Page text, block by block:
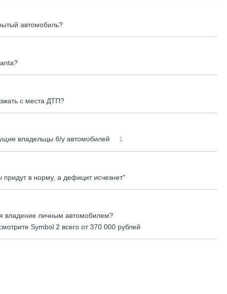
автомобиль?
с места ДТП?
владельцы б/у автомобилей
1
придут в норму, а дефицит исчезнет"
владение личным автомобилем?
Symbol 2 всего от 370 000 рублей